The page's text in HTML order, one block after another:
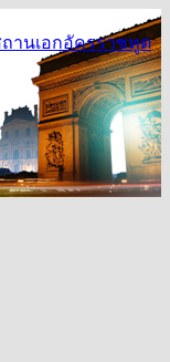
านเอกอัครราชทูต